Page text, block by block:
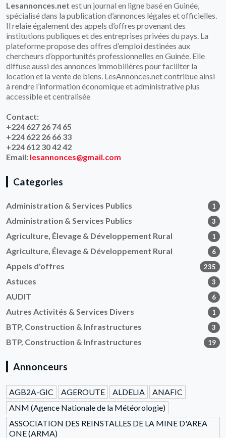
Lesannonces.net est un journal en ligne basé en Guinée,
spécialisé dans la publication d’annonces légales et officielles.
Il relaie également des appels d’offres provenant des
institutions publiques et des entreprises privées du pays. La
plateforme propose des offres d’emploi destinées aux
chercheurs d’opportunités professionnelles en Guinée. Elle
diffuse aussi des annonces immobilières pour faciliter la
location et la vente de biens. LesAnnonces.net contribue ainsi
à rendre l’information économique et administrative plus
accessible et centralisée
Contact:
+224 627 26 74 65
+224 622 26 66 33
+224 612 30 42 42
Email: lesannonces@gmail.com
Categories
Administration & Services Publics 1
Administration & Services Publics 3
Agriculture, Élevage & Développement Rural 1
Agriculture, Élevage & Développement Rural 6
Appels d'offres 235
Astuces 3
AUDIT 6
Autres Activités & Services Divers 1
BTP, Construction & Infrastructures 3
BTP, Construction & Infrastructures 19
Annonceurs
AGB2A-GIC AGEROUTE ALDELIA
ANAFIC
ANM (Agence Nationale de la Météorologie)
ASSOCIATION DES REINSTALLES DE LA MINE D'AREA
ONE (ARMA)